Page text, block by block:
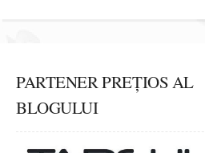
PARTENER PREȚIOS AL
BLOGULUI